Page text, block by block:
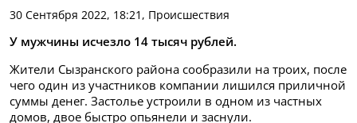
30 Сентября 2022, 18:21, Происшествия
У мужчины исчезло 14 тысяч рублей.
Жители Сызранского района сообразили на троих, после
чего один из участников компании лишился приличной
суммы денег. Застолье устроили в одном из частных
домов, двое быстро опьянели и заснули.